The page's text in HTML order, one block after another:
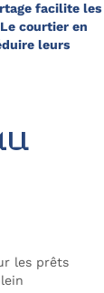
facilite les
courtier en
leurs
les prêts